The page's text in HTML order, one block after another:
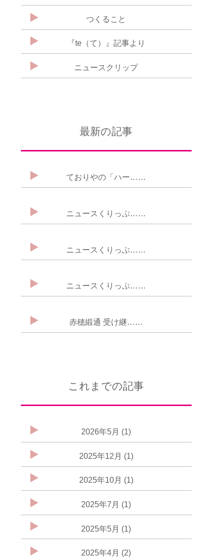
つくること
『te（て）』記事より
ニュースクリップ
最新の記事
ておりやの「ハー……
ニュースくりっぷ……
ニュースくりっぷ……
ニュースくりっぷ……
赤穂緞通 受け継……
これまでの記事
2026年5月 (1)
2025年12月 (1)
2025年10月 (1)
2025年7月 (1)
2025年5月 (1)
2025年4月 (2)